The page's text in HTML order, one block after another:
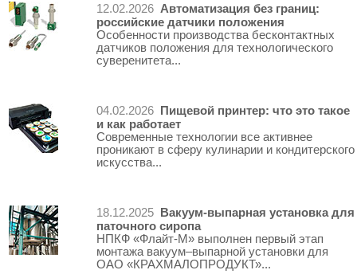
12.02.2026 Автоматизация без границ:
российские датчики положения
Особенности производства бесконтактных
датчиков положения для технологического
суверенитета...
04.02.2026 Пищевой принтер: что это такое
и как работает
Современные технологии все активнее
проникают в сферу кулинарии и кондитерского
искусства...
18.12.2025 Вакуум-выпарная установка для
паточного сиропа
НПКФ «Флайт-М» выполнен первый этап
монтажа вакуум–выпарной установки для
ОАО «КРАХМАЛОПРОДУКТ»...